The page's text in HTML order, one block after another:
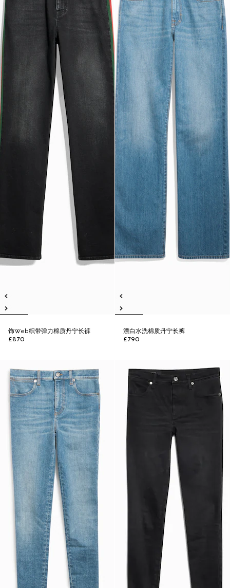
饰Web织带弹力棉质丹宁长裤
£870
漂白水洗棉质丹宁长裤
£790